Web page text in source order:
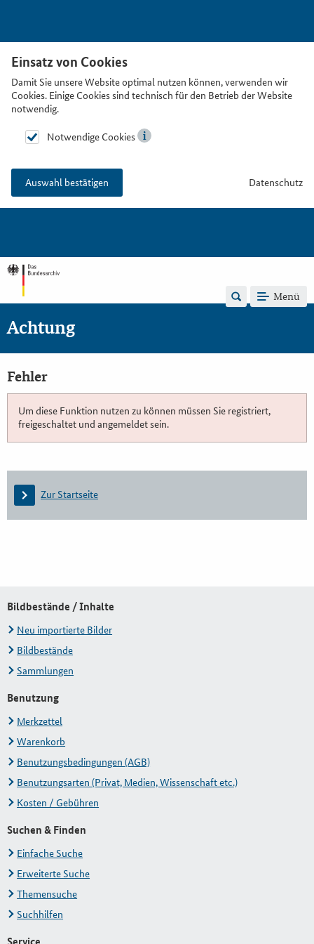
Einsatz von Cookies
Damit Sie unsere Website optimal nutzen können, verwenden wir
Cookies. Einige Cookies sind technisch für den Betrieb der Website
notwendig.
Notwendige Cookies
Auswahl bestätigen Datenschutz
Menü
Achtung
Fehler
Um diese Funktion nutzen zu können müssen Sie registriert,
freigeschaltet und angemeldet sein.
Zur Startseite
Bildbestände / Inhalte
Neu importierte Bilder
Bildbestände
Sammlungen
Benutzung
Merkzettel
Warenkorb
Benutzungsbedingungen (AGB)
Benutzungsarten (Privat, Medien, Wissenschaft etc.)
Kosten / Gebühren
Suchen & Finden
Einfache Suche
Erweiterte Suche
Themensuche
Suchhilfen